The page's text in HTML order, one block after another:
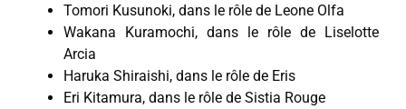
Tomori Kusunoki, dans le rôle de Leone Olfa
Wakana Kuramochi, dans le rôle de Liselotte
Arcia
Haruka Shiraishi, dans le rôle de Eris
Eri Kitamura, dans le rôle de Sistia Rouge